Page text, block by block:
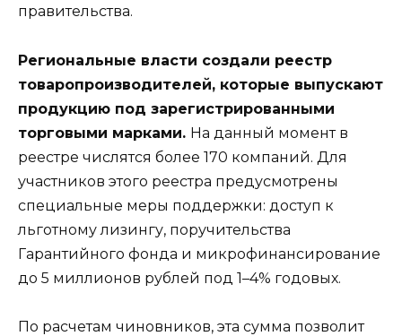
правительства.
Региональные власти создали реестр
товаропроизводителей, которые выпускают
продукцию под зарегистрированными
торговыми марками. На данный момент в
реестре числятся более 170 компаний. Для
участников этого реестра предусмотрены
специальные меры поддержки: доступ к
льготному лизингу, поручительства
Гарантийного фонда и микрофинансирование
до 5 миллионов рублей под 1–4% годовых.
По расчетам чиновников, эта сумма позволит